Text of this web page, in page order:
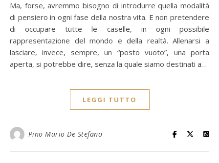
Ma, forse, avremmo bisogno di introdurre quella modalità
di pensiero in ogni fase della nostra vita. E non pretendere
di occupare tutte le caselle, in ogni possibile
rappresentazione del mondo e della realtà. Allenarsi a
lasciare, invece, sempre, un “posto vuoto”, una porta
aperta, si potrebbe dire, senza la quale siamo destinati a…
LEGGI TUTTO
Pino Mario De Stefano